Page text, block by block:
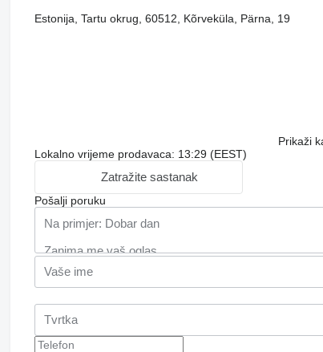
Estonija, Tartu okrug, 60512, Kõrveküla, Pärna, 19
Prikaži
Lokalno vrijeme prodavaca: 13:29 (EEST)
Zatražite sastanak
Pošalji poruku